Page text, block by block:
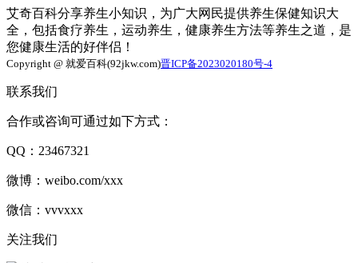
艾奇百科分享养生小知识，为广大网民提供养生保健知识大
全，包括食疗养生，运动养生，健康养生方法等养生之道，是
您健康生活的好伴侣！
Copyright @ 就爱百科(92jkw.com)晋ICP备2023020180号-4
联系我们
合作或咨询可通过如下方式：
QQ：23467321
微博：weibo.com/xxx
微信：vvvxxx
关注我们